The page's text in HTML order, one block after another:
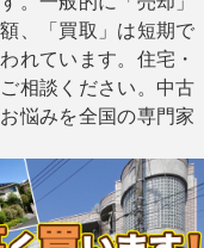
、「買取」は短期で
れています。住宅・
相談ください。中古
悩みを全国の専門家